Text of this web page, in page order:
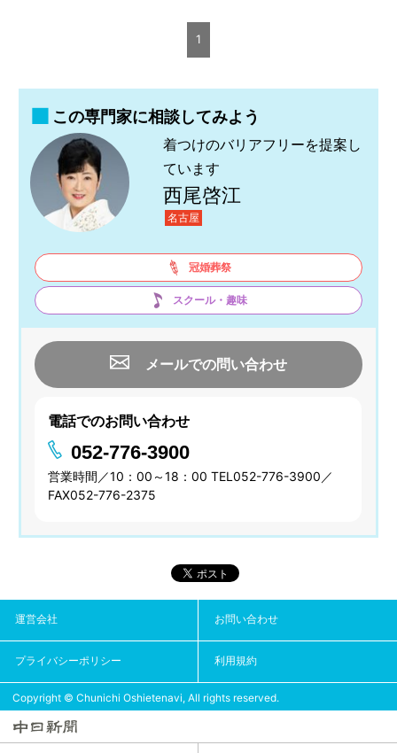
1
この専門家に相談してみよう
着つけのバリアフリーを提案し
ています
西尾啓江
名古屋
冠婚葬祭
スクール・趣味
メールでの問い合わせ
電話でのお問い合わせ
052-776-3900
営業時間／10：00～18：00 TEL052-776-3900／
FAX052-776-2375
運営会社 お問い合わせ
プライバシーポリシー 利用規約
Copyright © Chunichi Oshietenavi, All rights reserved.